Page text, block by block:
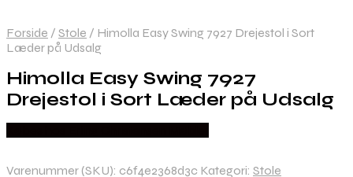
Forside / Stole / Himolla Easy Swing 7927 Drejestol i Sort
Læder på Udsalg
Himolla Easy Swing 7927
Drejestol i Sort Læder på Udsalg
Varenummer (SKU): c6f4e2368d3c Kategori: Stole